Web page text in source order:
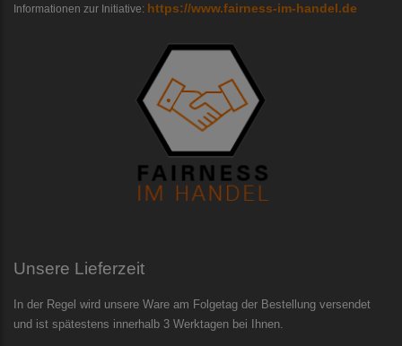
Informationen zur Initiative: https://www.fairness-im-handel.de
Unsere Lieferzeit
In der Regel wird unsere Ware am Folgetag der Bestellung versendet
und ist spätestens innerhalb 3 Werktagen bei Ihnen.